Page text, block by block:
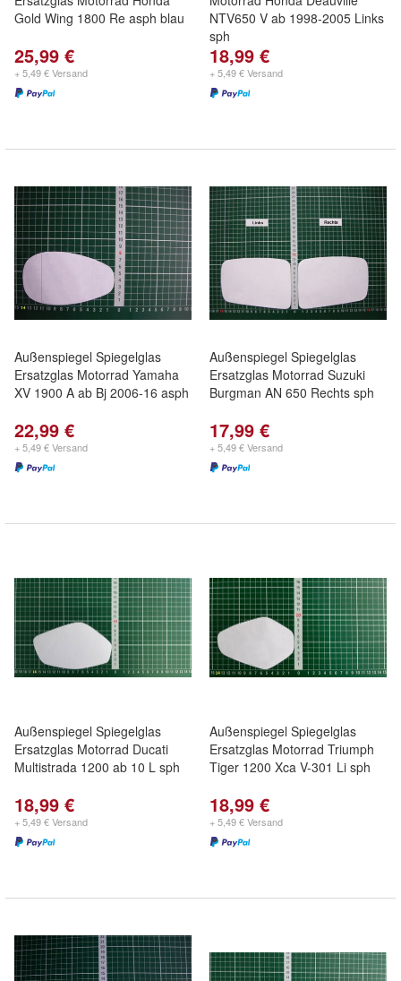
Gold Wing 1800 Re asph blau
25,99 €
+ 5,49 € Versand
NTV650 V ab 1998-2005 Links
sph
18,99 €
+ 5,49 € Versand
Außenspiegel Spiegelglas
Ersatzglas Motorrad Yamaha
XV 1900 A ab Bj 2006-16 asph
22,99 €
+ 5,49 € Versand
Außenspiegel Spiegelglas
Ersatzglas Motorrad Suzuki
Burgman AN 650 Rechts sph
17,99 €
+ 5,49 € Versand
Außenspiegel Spiegelglas
Ersatzglas Motorrad Ducati
Multistrada 1200 ab 10 L sph
18,99 €
+ 5,49 € Versand
Außenspiegel Spiegelglas
Ersatzglas Motorrad Triumph
Tiger 1200 Xca V-301 Li sph
18,99 €
+ 5,49 € Versand